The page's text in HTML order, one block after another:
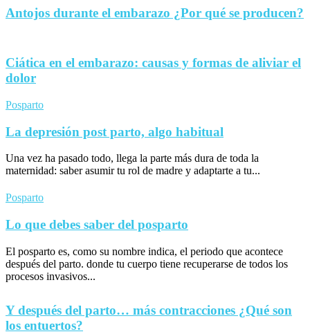
Antojos durante el embarazo ¿Por qué se producen?
Ciática en el embarazo: causas y formas de aliviar el
dolor
Posparto
La depresión post parto, algo habitual
Una vez ha pasado todo, llega la parte más dura de toda la
maternidad: saber asumir tu rol de madre y adaptarte a tu...
Posparto
Lo que debes saber del posparto
El posparto es, como su nombre indica, el periodo que acontece
después del parto. donde tu cuerpo tiene recuperarse de todos los
procesos invasivos...
Y después del parto… más contracciones ¿Qué son
los entuertos?